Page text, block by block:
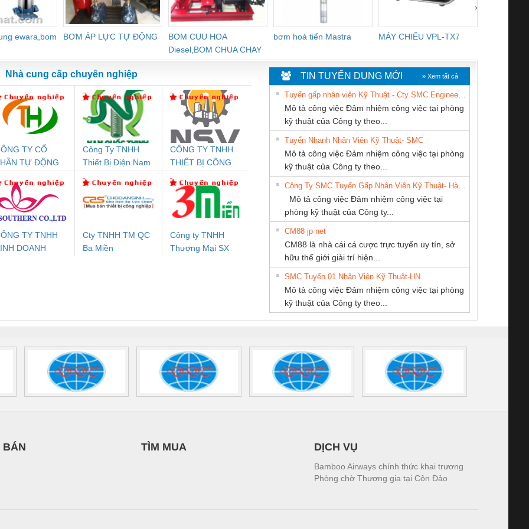
ewara,bom
BƠM ÁP LỰC TỰ ĐỘNG
BOM CUU HOA
Diesel,BOM CHUA CHAY
bơm hoả tiển Mastra MÁY CHIẾU VPL-TX7
›
An Toàn
Contact
1NO-
24DC-SP -
Rơ Le An Toàn
Phoenix Contact
PSR-SCP-
- 2981059
Điện AC
Mô-đun Ắc Quy UPS
Bộ Lặp Tín Hiệu
PROFIBUS Phoenix
Contact PSI-REP-
PROFIBUS/12MB -
2708863
Rơ Le An Toàn
Phoenix Contact
2986960 – PSR-
SCP-
24DC/FSP/2X1/1X2
Rơ Le An Toàn
Bộ giám sát chuỗi
tấm pin
TRANSCLINIC 16I+
1K5 H (2502520000)
Bộ giám sát chuỗi
tấm pin
TRANSCLINIC 16I+
1K5 L (2433950000)
Bộ giám sát dòng
TRANSCLINIC 16I+
(2008130000)
Bộ chỉnh lưu nguồn
điện TRANSCLINIC
BKE 1K5.4
(7791400879)2. Giá
Nẹp nhôm chống
trơn Đà Nẵng
Nhà cung cấp chuyên nghiệp
TY CỔ
TỰ ĐỘNG
Công Ty TNHH
Thiết Bị Điện Nam
CÔNG TY TNHH
THIẾT BỊ CÔNG
SETSUBI VIỆT
NAM
TY TNHH
DOANH
Cty TNHH TM QC
Ba Miền
Công ty TNHH
Thương Mại SX
Tan Dong Cang
company LTD
CÔNG TY TNHH
MEKONG MARINE
SUPPLY
CÔNG TY TNHH
DỊCH VỤ KỸ
THUẬT ĐIỆN CƠ
GIA HƯNG PHÁT
CÔNG TY CP TỰ
ĐỘNG TIẾN
HƯNG
TM-DV DAI DONG
THANH
THƯƠNG MẠI
TIN TUYỂN DỤNG MỚI » Xem tất cả
Mô tả công việc Đảm nhiệm công việc tại phòng
kỹ thuật của Công ty theo...
Tuyển Nhanh Nhân Viên Kỹ Thuật- SMC
Mô tả công việc Đảm nhiệm công việc tại phòng
kỹ thuật của Công ty theo...
Mô tả công việc Đảm nhiệm công việc tại
phòng kỹ thuật của Công ty...
CM88 jp net
CM88 là nhà cái cá cược trực tuyến uy tín, sở
hữu thế giới giải trí hiện...
SMC Tuyển 01 Nhân Viên Kỹ Thuật-HN
Mô tả công việc Đảm nhiệm công việc tại phòng
kỹ thuật của Công ty theo...
BÁN TÌM MUA DỊCH VỤ
Bamboo Airways chính thức khai trương
Phòng chờ Thương gia tại Côn Đảo